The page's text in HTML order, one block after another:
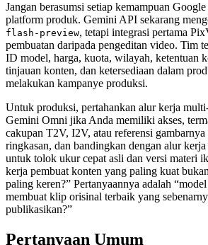
Jangan berasumsi setiap kemampuan
platform produk. Gemini API sekarang
flash-preview, tetapi integrasi pertama
pembuatan daripada pengeditan video. Tim
ID model, harga, kuota, wilayah, ketentuan
tinjauan konten, dan ketersediaan dalam
melakukan kampanye produksi.
Untuk produksi, pertahankan alur kerja
Gemini Omni jika Anda memiliki akses,
cakupan T2V, I2V, atau referensi gambarnya
ringkasan, dan bandingkan dengan alur
untuk tolok ukur cepat asli dan versi materi
kerja pembuat konten yang paling kuat
paling keren?” Pertanyaannya adalah
membuat klip orisinal terbaik yang
publikasikan?”
Pertanyaan Umum